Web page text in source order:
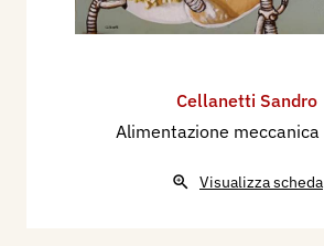
Cellanetti Sandro
Alimentazione meccanica
Visualizza scheda